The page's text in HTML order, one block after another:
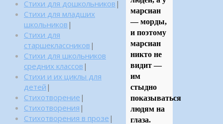
марсиан
— морды,
и поэтому
марсиан
никто не
видит —
им
стыдно
показываться
людям на
глаза.
Стихи для дошкольников |
Стихи для младших
школьников |
Стихи для
старшеклассников |
Стихи для школьников
средних классов |
Стихи и их циклы для
детей |
Стихотворение |
Стихотворения |
Стихотворения в прозе |